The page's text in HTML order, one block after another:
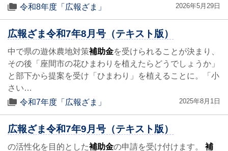
令和8年度「広報ざま」
2026年5月29日
広報ざま令和7年8月号（テキスト版）
中で県の遊休農地対策補助金を受けられることが決まり、
その後「座間市の花ひまわりを植えたらどうでしょうか」
と部下から提案を受け「ひまわり」を植えることに。「小
さい…
令和7年度「広報ざま」
2025年8月1日
広報ざま令和7年9月号（テキスト版）
の活性化を目的とした補助金の申請を受け付けます。 補